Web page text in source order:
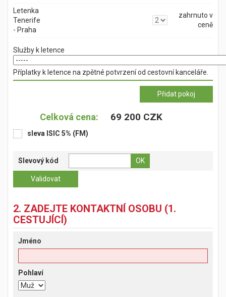
Letenka
Tenerife
- Praha
zahrnuto v
ceně
Služby k letence
Příplatky k letence na zpětné potvrzení od cestovní kanceláře.
Celková cena: 69 200 CZK
sleva ISIC 5% (FM)
Slevový kód
2. ZADEJTE KONTAKTNÍ OSOBU (1.
CESTUJÍCÍ)
Jméno
Pohlaví